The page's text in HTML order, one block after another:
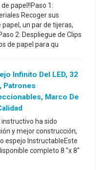
papel!!Paso 1:
Recoger sus
un par de tijeras,
2: Despliegue de Clips
de papel para qu
Infinito Del LED, 32
Patrones
Marco De
ha sido
y mejor construcción,
espejo InstructableEste
completo 8 "x 8"